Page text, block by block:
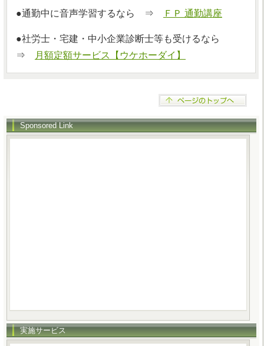
●通勤中に音声学習するなら ⇒ ＦＰ 通勤講座
●社労士・宅建・中小企業診断士等も受けるなら
⇒
月額定額サービス【ウケホーダイ】
Sponsored Link
実施サービス